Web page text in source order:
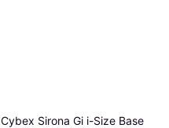
Cybex Sirona Gi i-Size Base